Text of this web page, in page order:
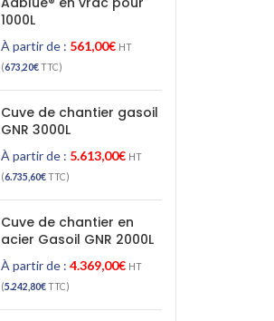
1000L
À partir de : 561,00€ HT
(673,20€TTC)
Cuve de chantier gasoil
GNR 3000L
À partir de : 5.613,00€ HT
(6.735,60€TTC)
Cuve de chantier en
acier Gasoil GNR 2000L
À partir de : 4.369,00€ HT
(5.242,80€TTC)